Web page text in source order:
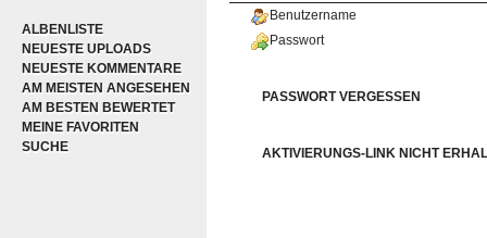
ALBENLISTE
NEUESTE UPLOADS
NEUESTE KOMMENTARE
AM MEISTEN ANGESEHEN
AM BESTEN BEWERTET
MEINE FAVORITEN
SUCHE
Benutzername
Passwort
PASSWORT VERGESSEN
AKTIVIERUNGS-LINK NICHT